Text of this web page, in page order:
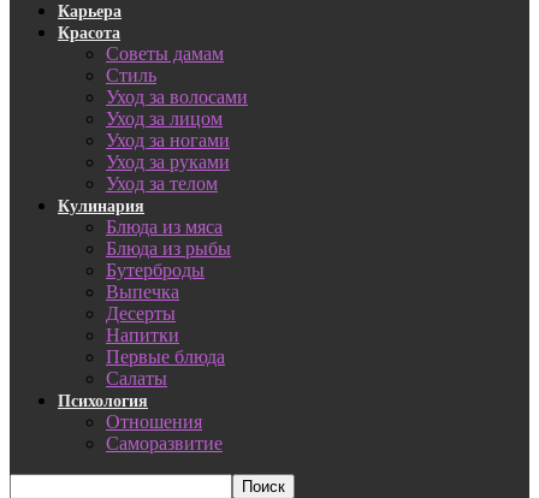
Карьера
Красота
Советы дамам
Стиль
Уход за волосами
Уход за лицом
Уход за ногами
Уход за руками
Уход за телом
Кулинария
Блюда из мяса
Блюда из рыбы
Бутерброды
Выпечка
Десерты
Напитки
Первые блюда
Салаты
Психология
Отношения
Саморазвитие